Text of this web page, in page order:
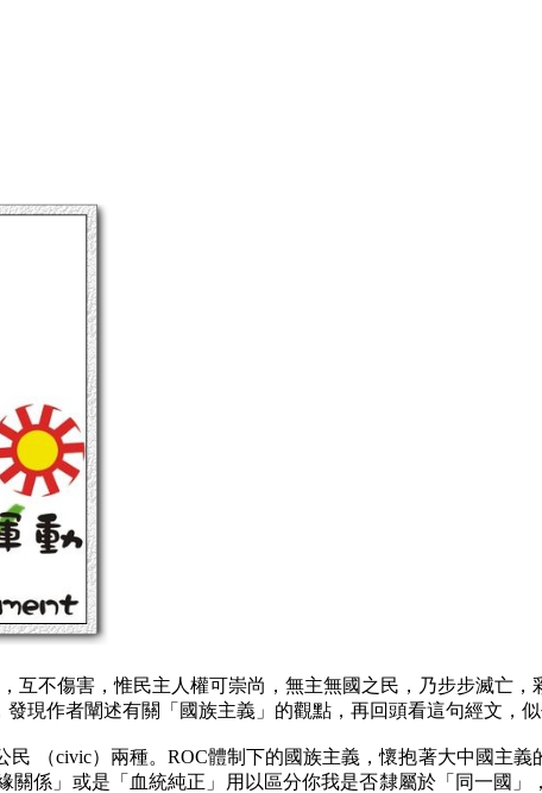
互不傷害，惟民主人權可崇尚，無主無國之民，乃步步滅亡
現作者闡述有關「國族主義」的觀點，再回頭看這句經文，
民 （civic）兩種。ROC體制下的國族主義，懷抱著大中國主
關係」或是「血統純正」用以區分你我是否隸屬於「同一國